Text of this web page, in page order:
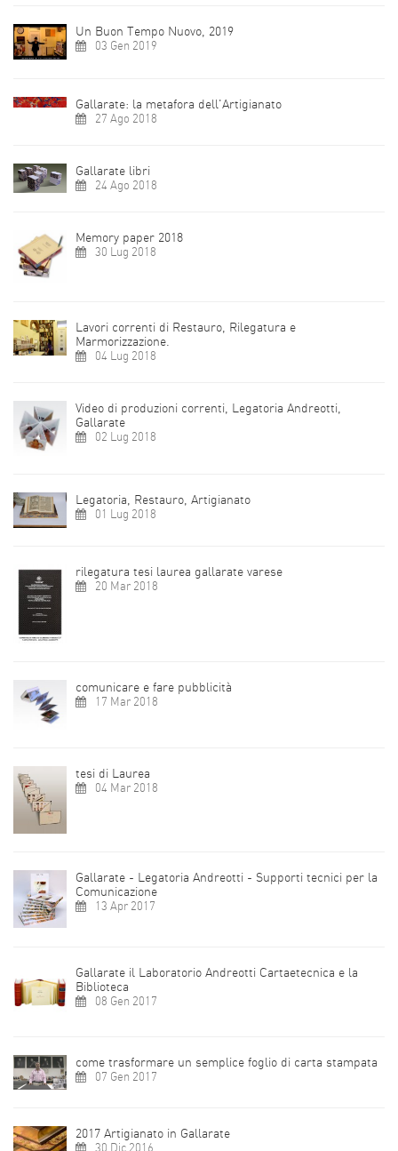
Un Buon Tempo Nuovo, 2019
03 Gen 2019
Gallarate: la metafora dell'Artigianato
27 Ago 2018
Gallarate libri
24 Ago 2018
Memory paper 2018
30 Lug 2018
Lavori correnti di Restauro, Rilegatura e
Marmorizzazione.
04 Lug 2018
Video di produzioni correnti, Legatoria Andreotti,
Gallarate
02 Lug 2018
Legatoria, Restauro, Artigianato
01 Lug 2018
rilegatura tesi laurea gallarate varese
20 Mar 2018
comunicare e fare pubblicità
17 Mar 2018
tesi di Laurea
04 Mar 2018
Gallarate - Legatoria Andreotti - Supporti tecnici per la
Comunicazione
13 Apr 2017
Gallarate il Laboratorio Andreotti Cartaetecnica e la
Biblioteca
08 Gen 2017
come trasformare un semplice foglio di carta stampata
07 Gen 2017
2017 Artigianato in Gallarate
30 Dic 2016